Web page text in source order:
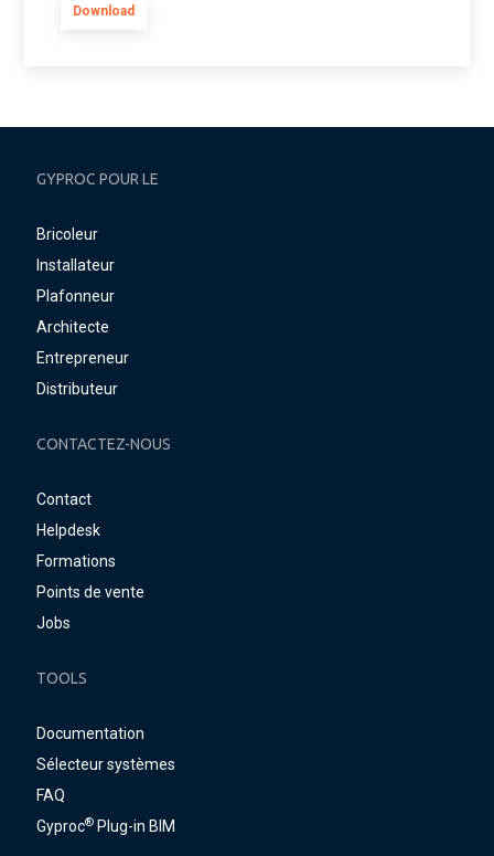
Download
GYPROC POUR LE
Bricoleur
Installateur
Plafonneur
Architecte
Entrepreneur
Distributeur
CONTACTEZ-NOUS
Contact
Helpdesk
Formations
Points de vente
Jobs
TOOLS
Documentation
Sélecteur systèmes
FAQ
Gyproc® Plug-in BIM